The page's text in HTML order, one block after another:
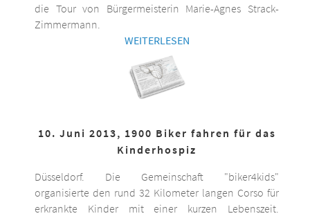
die Tour von Bürgermeisterin Marie-Agnes Strack-
Zimmermann.
WEITERLESEN
10. Juni 2013, 1900 Biker fahren für das
Kinderhospiz
Düsseldorf. Die Gemeinschaft "biker4kids"
organisierte den rund 32 Kilometer langen Corso für
erkrankte Kinder mit einer kurzen Lebenszeit.